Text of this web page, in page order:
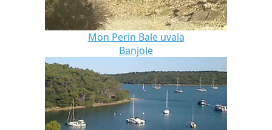
Mon Perin Bale uvala
Banjole